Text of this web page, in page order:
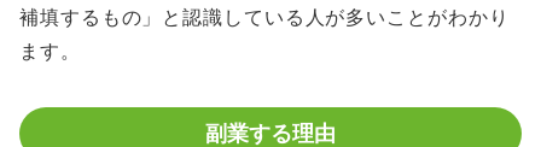
補填するもの」と認識している人が多いことがわかり
ます。
副業する理由